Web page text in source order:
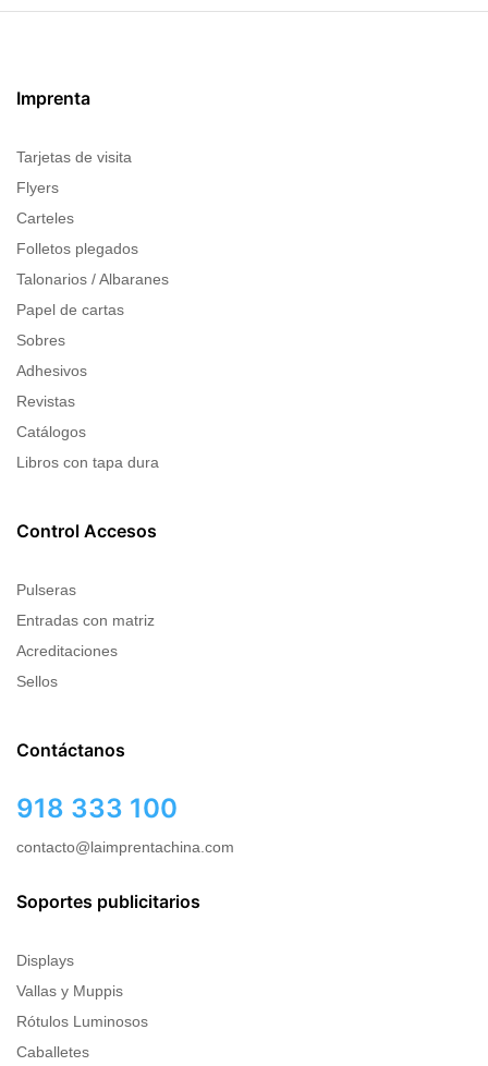
Imprenta
Tarjetas de visita
Flyers
Carteles
Folletos plegados
Talonarios / Albaranes
Papel de cartas
Sobres
Adhesivos
Revistas
Catálogos
Libros con tapa dura
Control Accesos
Pulseras
Entradas con matriz
Acreditaciones
Sellos
Contáctanos
918 333 100
contacto@laimprentachina.com
Soportes publicitarios
Displays
Vallas y Muppis
Rótulos Luminosos
Caballetes